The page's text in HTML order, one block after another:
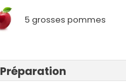
5 grosses pommes
Préparation